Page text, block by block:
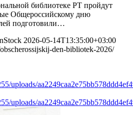
библиотеке РТ пройдут
Общероссийскому дню
подготовили…
2026-05-14T13:35:00+03:00
den-bibliotek-2026/
uploads/
uploads/